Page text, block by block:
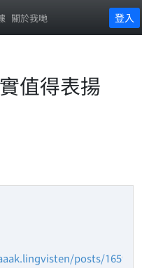
關於我哋 登入
值得表揚
posts/